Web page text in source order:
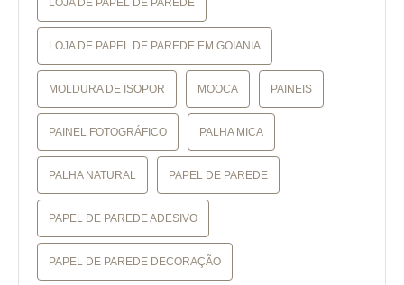
LOJA DE PAPEL DE PAREDE
LOJA DE PAPEL DE PAREDE EM GOIANIA
MOLDURA DE ISOPOR MOOCA PAINEIS
PAINEL FOTOGRÁFICO PALHA MICA
PALHA NATURAL PAPEL DE PAREDE
PAPEL DE PAREDE ADESIVO
PAPEL DE PAREDE DECORAÇÃO